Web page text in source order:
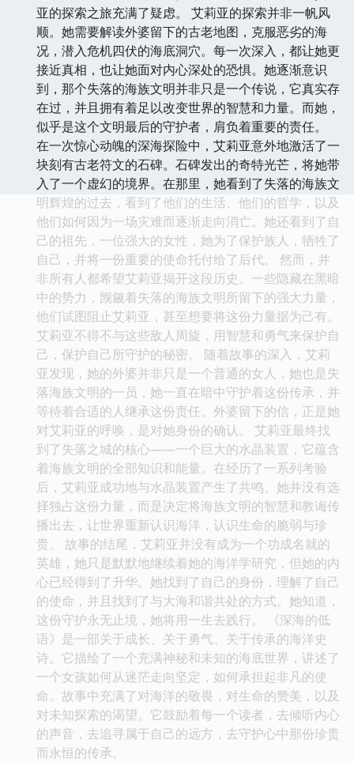
亚的探索之旅充满了疑虑。 艾莉亚的探索并非一帆风
顺。她需要解读外婆留下的古老地图，克服恶劣的海
况，潜入危机四伏的海底洞穴。每一次深入，都让她更
接近真相，也让她面对内心深处的恐惧。她逐渐意识
到，那个失落的海族文明并非只是一个传说，它真实存
在过，并且拥有着足以改变世界的智慧和力量。而她，
似乎是这个文明最后的守护者，肩负着重要的责任。
在一次惊心动魄的深海探险中，艾莉亚意外地激活了一
块刻有古老符文的石碑。石碑发出的奇特光芒，将她带
入了一个虚幻的境界。在那里，她看到了失落的海族文
明辉煌的过去，看到了他们的生活、他们的哲学，以及
他们如何因为一场灾难而逐渐走向消亡。她还看到了自
己的祖先，一位强大的女性，她为了保护族人，牺牲了
自己，并将一份重要的使命托付给了后代。 然而，并
非所有人都希望艾莉亚揭开这段历史。一些隐藏在黑暗
中的势力，觊觎着失落的海族文明所留下的强大力量，
他们试图阻止艾莉亚，甚至想要将这份力量据为己有。
艾莉亚不得不与这些敌人周旋，用智慧和勇气来保护自
己，保护自己所守护的秘密。 随着故事的深入，艾莉
亚发现，她的外婆并非只是一个普通的女人，她也是失
落海族文明的一员，她一直在暗中守护着这份传承，并
等待着合适的人继承这份责任。外婆留下的信，正是她
对艾莉亚的呼唤，是对她身份的确认。 艾莉亚最终找
到了失落之城的核心——一个巨大的水晶装置，它蕴含
着海族文明的全部知识和能量。在经历了一系列考验
后，艾莉亚成功地与水晶装置产生了共鸣。她并没有选
择独占这份力量，而是决定将海族文明的智慧和教诲传
播出去，让世界重新认识海洋，认识生命的脆弱与珍
贵。 故事的结尾，艾莉亚并没有成为一个功成名就的
英雄，她只是默默地继续着她的海洋学研究，但她的内
心已经得到了升华。她找到了自己的身份，理解了自己
的使命，并且找到了与大海和谐共处的方式。她知道，
这份守护永无止境，她将用一生去践行。 《深海的低
语》是一部关于成长、关于勇气、关于传承的海洋史
诗。它描绘了一个充满神秘和未知的海底世界，讲述了
一个女孩如何从迷茫走向坚定，如何承担起非凡的使
命。故事中充满了对海洋的敬畏，对生命的赞美，以及
对未知探索的渴望。它鼓励着每一个读者，去倾听内心
的声音，去追寻属于自己的远方，去守护心中那份珍贵
而永恒的传承。